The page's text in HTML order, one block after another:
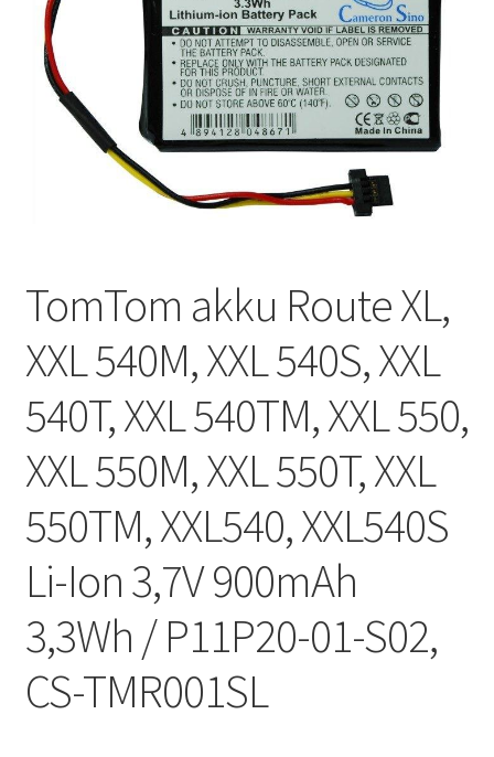
TomTom akku Route XL,
XXL 540M, XXL 540S, XXL
540T, XXL 540TM, XXL 550,
XXL 550M, XXL 550T, XXL
550TM, XXL540, XXL540S
Li-Ion 3,7V 900mAh
3,3Wh / P11P20-01-S02,
CS-TMR001SL